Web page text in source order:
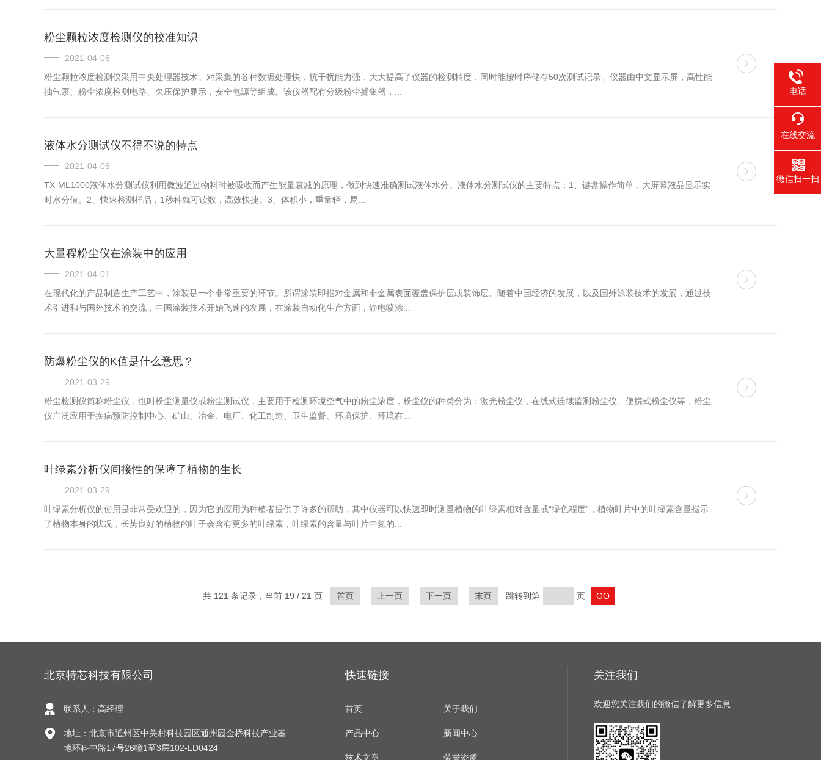
粉尘颗粒浓度检测仪的校准知识
2021-04-06
粉尘颗粒浓度检测仪采用中央处理器技术。对采集的各种数据处理快，抗干扰能力强，大大提高了仪器的检测精度，同时能按时序储存50次测试记录。仪器由中文显示屏，高性能
抽气泵、粉尘浓度检测电路、欠压保护显示，安全电源等组成。该仪器配有分级粉尘捕集器，...
液体水分测试仪不得不说的特点
2021-04-06
TX-ML1000液体水分测试仪利用微波通过物料时被吸收而产生能量衰减的原理，做到快速准确测试液体水分。液体水分测试仪的主要特点：1、键盘操作简单，大屏幕液晶显示实
时水分值。2、快速检测样品，1秒种就可读数，高效快捷。3、体积小，重量轻，易...
大量程粉尘仪在涂装中的应用
2021-04-01
在现代化的产品制造生产工艺中，涂装是一个非常重要的环节。所谓涂装即指对金属和非金属表面覆盖保护层或装饰层。随着中国经济的发展，以及国外涂装技术的发展，通过技
术引进和与国外技术的交流，中国涂装技术开始飞速的发展，在涂装自动化生产方面，静电喷涂...
防爆粉尘仪的K值是什么意思？
2021-03-29
粉尘检测仪简称粉尘仪，也叫粉尘测量仪或粉尘测试仪，主要用于检测环境空气中的粉尘浓度，粉尘仪的种类分为：激光粉尘仪，在线式连续监测粉尘仪、便携式粉尘仪等，粉尘
仪广泛应用于疾病预防控制中心、矿山、冶金、电厂、化工制造、卫生监督、环境保护、环境在...
叶绿素分析仪间接性的保障了植物的生长
2021-03-29
叶绿素分析仪的使用是非常受欢迎的，因为它的应用为种植者提供了许多的帮助，其中仪器可以快速即时测量植物的叶绿素相对含量或“绿色程度”，植物叶片中的叶绿素含量指示
了植物本身的状况，长势良好的植物的叶子会含有更多的叶绿素，叶绿素的含量与叶片中氮的...
共 121 条记录，当前 19 / 21 页 首页 上一页 下一页 末页 跳转到第 页
北京特芯科技有限公司
联系人：高经理
地址：北京市通州区中关村科技园区通州园金桥科技产业基
地环科中路17号26幢1至3层102-LD0424
快速链接
首页 关于我们
产品中心 新闻中心
技术文章 荣誉资质
关注我们
欢迎您关注我们的微信了解更多信息
电话
在线交流
微信扫一扫